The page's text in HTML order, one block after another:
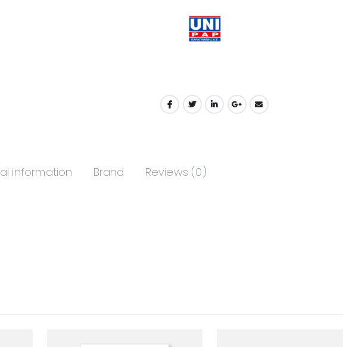
information Brand Reviews (0)